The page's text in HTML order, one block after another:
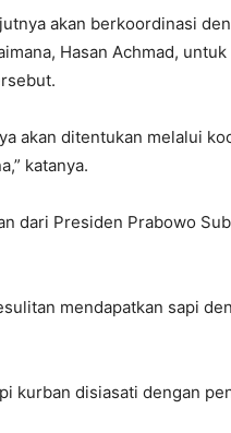
akan berkoordinasi
Hasan Achmad,
akan ditentukan melalui
katanya.
dari Presiden Prabowo
mendapatkan sapi
kurban disiasati dengan